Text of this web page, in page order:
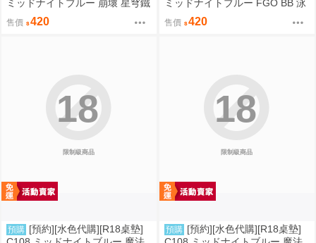
ミッドナイトブルー 崩壞 星穹鐵
道 火花
售價 420
ミッドナイトブルー FGO BB 泳
裝ver
售價 420
限制級商品
18
預購 [預約][水色代購][R18桌墊]
限制級商品
18
預購 [預約][水色代購][R18桌墊]